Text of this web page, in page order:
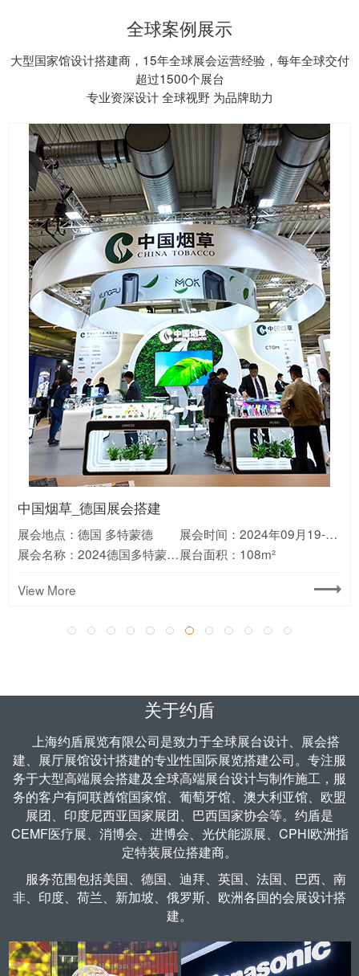
全球案例展示
大型国家馆设计搭建商，15年全球展会运营经验，每年全球交付
超过1500个展台
专业资深设计 全球视野 为品牌助力
宁德时代_澳大利亚展台搭建
展会地点：澳大利亚 墨尔本
展会时间：2024年10月23-24日
展会名称：2024澳大利亚国际能源展览会展台面积：180m²
View More
Valerion_美国CES展会搭建
展会地点：美国 拉斯维加斯
展会时间：2026年1月6-9日
展会名称：美国CES消费电子展 展台面积：325m²
View More
库犸动力_德国IFA展会搭建
展会地点：德国 柏林
展会时间：2025年9月5-9日
展会名称：2025德国消费电子展IFA展台面积：165m²
View More
Aiper_德国IFA展台搭建
展会地点：德国 慕尼黑
展会时间：2024年9月6-10日
展会名称：2024德国慕尼黑消费电子展IFA展台面积：180m²
View More
科沃斯_美国CES展台搭建
展会地点：美国 拉斯维加斯
展会时间：2025年1月7-10日
展会名称：2025美国CES消费电子展展台面积：消费电子展
View More
万华_展会设计搭建
展会地点：广东 广州
展会时间：2025年9月3-5日
展会名称：2025中国国际聚氨酯展览会(PU China)展台面积：210m²
View More
中国烟草_德国展会搭建
展会地点：德国 多特蒙德
展会时间：2024年09月19-21日
展会名称：2024德国多特蒙德烟草展展台面积：108m²
View More
通威_巴西展台搭建
展会地点：巴西 圣保罗
展会时间：2025年8月26-28日
展会名称：2025巴西圣保罗太阳能光伏展展台面积：140m²
View More
HKC_巴西展会搭建
展会地点：巴西 圣保罗
展会时间：2025年6月22-26日
展会名称：2025巴西消费电子展ES展台面积：135㎡
View More
绿联_德国IFA展会搭建
展会地点：德国 柏林
展会时间：2025年09月6-10日
展会名称：2024德国消费电子展IFA展台面积：120m²
View More
美的_美国展会搭建
展会地点：美国 拉斯维加斯
展会时间：2025年9月9-11日
展会名称：2025美国光伏储能展览会RE+展台面积：135m²
View More
新日_欧洲展会搭建
展会地点：意大利 米兰
展会时间：2023年11月7-12日
展会名称：2023意大利两轮电动车展EICMA展台面积：210m²
View More
关于约盾
上海约盾展览有限公司是致力于全球展台设计
展会搭
建
展厅展馆设计搭建的专业性国际展览搭建公司。专注服
务于大型高端展会搭建及全球高端展台设计与制作施工，服
务的客户有阿联酋馆国家馆、葡萄牙馆、澳大利亚馆、欧盟
展团、印度尼西亚国家展团、巴西国家协会等。约盾是
CEMF医疗展、 消博会 进博会 光伏能源展 、CPHI欧洲指
定特装展位搭建商。
服务范围包括美国、 德国、迪拜、英国、法国、巴西、南
非、印度、荷兰、新加坡、俄罗斯、欧洲各国的会展设计搭
建。